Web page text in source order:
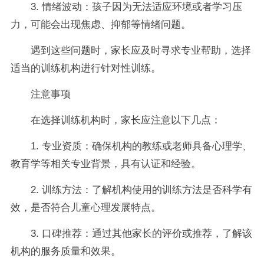
3. 情绪波动：孩子因为无法适应环境或者学习压
力，可能会出现焦虑、抑郁等情绪问题。
遇到这些问题时，家长应及时寻求专业帮助，选择
适当的训练机构进行针对性训练。
注意事项
在选择训练机构时，家长应注意以下几点：
1. 专业资质：确保机构的教练或老师具备心理学、
教育学等相关专业背景，具有认证和经验。
2. 训练方法：了解机构使用的训练方法是否科学有
效，是否符合儿童心理发展特点。
3. 口碑推荐：通过其他家长的评价或推荐，了解该
机构的服务质量和效果。